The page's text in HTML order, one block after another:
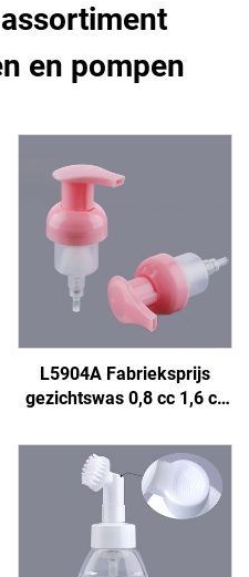
en pompen
L5904A Fabrieksprijs
gezichtswas 0,8 cc 1,6 cc
kunststof schuimpomp
fles, 40 mm transparante
schuimpomp fles, zeep
schuimpomp fles